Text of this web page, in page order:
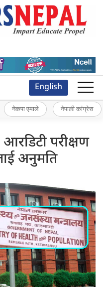
English
नेकपा एमाले नेपाली कांग्रेस
आरडिटी परीक्षण
अनुमति